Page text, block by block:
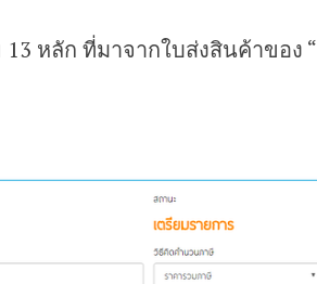
หลัก ที่มาจากใบส่งสินค้าของ “